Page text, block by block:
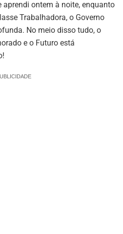
aprendi ontem à noite, enquanto
Trabalhadora, o Governo
No meio disso tudo, o
e o Futuro está